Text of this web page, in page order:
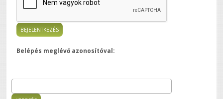
Belépés meglévő azonosítóval:
Keresés űrlap